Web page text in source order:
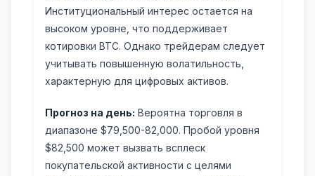
Институциональный интерес остается на
высоком уровне, что поддерживает
котировки BTC. Однако трейдерам следует
учитывать повышенную волатильность,
характерную для цифровых активов.
Прогноз на день: Вероятна торговля в
диапазоне $79,500-82,000. Пробой уровня
$82,500 может вызвать всплеск
покупательской активности с целями